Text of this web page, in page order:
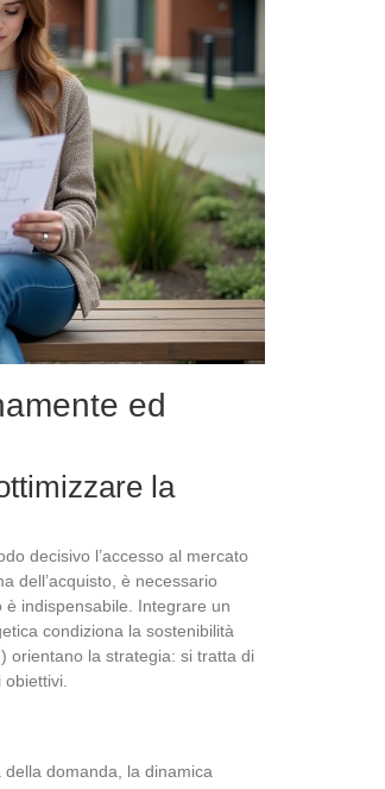
ed
la
decisivo l’accesso al mercato
dell’acquisto, è necessario
è indispensabile. Integrare un
condiziona la sostenibilità
) orientano la strategia: si tratta di
domanda, la dinamica